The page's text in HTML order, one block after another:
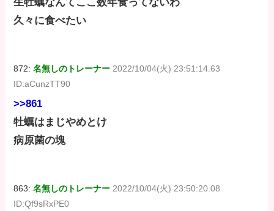
生牡蠣なんてここ数年食ってないわ
久々に食べたい
872:名無しのトレーナー 2022/10/04(火) 23:51:14.63
ID:aCunzTT90
>>861
牡蠣はまじやめとけ
病原菌の塊
863:名無しのトレーナー 2022/10/04(火) 23:50:20.08
ID:Qf9sRxPE0